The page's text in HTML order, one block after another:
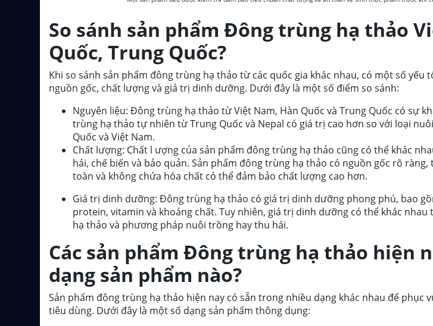
So sánh sản phẩm Đông trùng hạ thảo
Quốc, Trung Quốc?
Khi so sánh sản phẩm đông trùng hạ thảo từ các quốc gia khác nhau, có một số yếu
nguồn gốc, chất lượng và giá trị dinh dưỡng. Dưới đây là một số điểm so sánh:
Nguyên liệu: Đông trùng hạ thảo từ Việt Nam, Hàn Quốc và Trung Quốc có sự
trùng hạ thảo tự nhiên từ Trung Quốc và Nepal có giá trị cao hơn so với loại
Quốc và Việt Nam.
Chất lượng: Chất l ượng của sản phẩm đông trùng hạ thảo cũng có thể khác
hái, chế biến và bảo quản. Sản phẩm đông trùng hạ thảo có nguồn gốc rõ
toàn và không chứa hóa chất có thể đảm bảo chất lượng cao hơn.
Giá trị dinh dưỡng: Đông trùng hạ thảo có giá trị dinh dưỡng phong phú, bao
protein, vitamin và khoáng chất. Tuy nhiên, giá trị dinh dưỡng có thể khác
hạ thảo và phương pháp nuôi trồng hay thu hái.
Các sản phẩm Đông trùng hạ thảo hiện
dạng sản phẩm nào?
Sản phẩm đông trùng hạ thảo hiện nay có sẵn trong nhiều dạng khác nhau để phục
tiêu dùng. Dưới đây là một số dạng sản phẩm thông dụng: